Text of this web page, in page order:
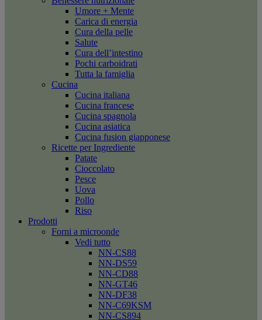
Umore + Mente
Carica di energia
Cura della pelle
Salute
Cura dell’intestino
Pochi carboidrati
Tutta la famiglia
Cucina
Cucina italiana
Cucina francese
Cucina spagnola
Cucina asiatica
Cucina fusion giapponese
Ricette per Ingrediente
Patate
Cioccolato
Pesce
Uova
Pollo
Riso
Prodotti
Forni a microonde
Vedi tutto
NN-CS88
NN-DS59
NN-CD88
NN-GT46
NN-DF38
NN-C69KSM
NN-CS894